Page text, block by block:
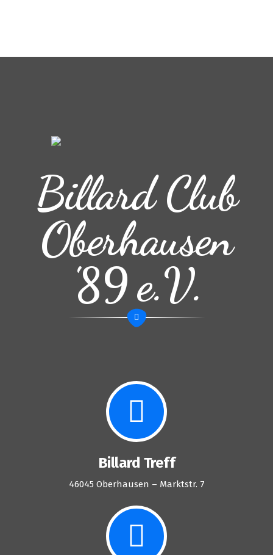
Billard Club
Oberhausen
'89 e.V.
Billard Treff
46045 Oberhausen – Marktstr. 7